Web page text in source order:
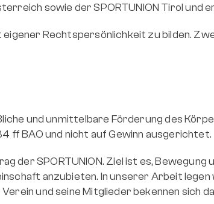
sowie der SPORTUNION Tirol und
Rechtspersönlichkeit zu bilden.
und unmittelbare Förderung des
ff BAO und nicht auf Gewinn ausgerichtet.
der SPORTUNION. Ziel ist es,
anzubieten. In unserer Arbeit legen
und seine Mitglieder bekennen sich